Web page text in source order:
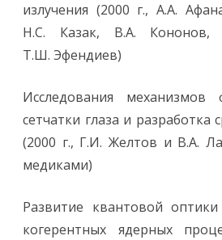
излучения (2000 г., А.А.
Н.С. Казак, В.А.
Т.Ш. Эфендиев)
Исследования механизмов
сетчатки глаза и разработка
(2000 г., Г.И. Желтов и В.А.
медиками)
Развитие квантовой
когерентных ядерных